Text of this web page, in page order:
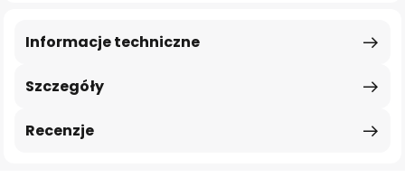
Szczegóły
Informacje techniczne
Recenzje